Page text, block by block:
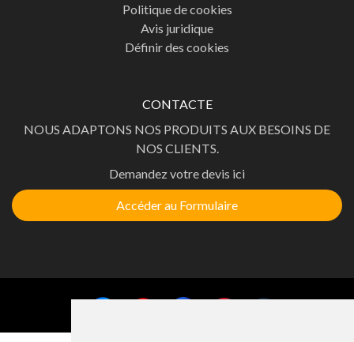
Politique de cookies
Avis juridique
Définir des cookies
CONTACTE
NOUS ADAPTONS NOS PRODUITS AUX BESOINS DE
NOS CLIENTS.
Demandez votre devis ici
Accéder au Formulaire